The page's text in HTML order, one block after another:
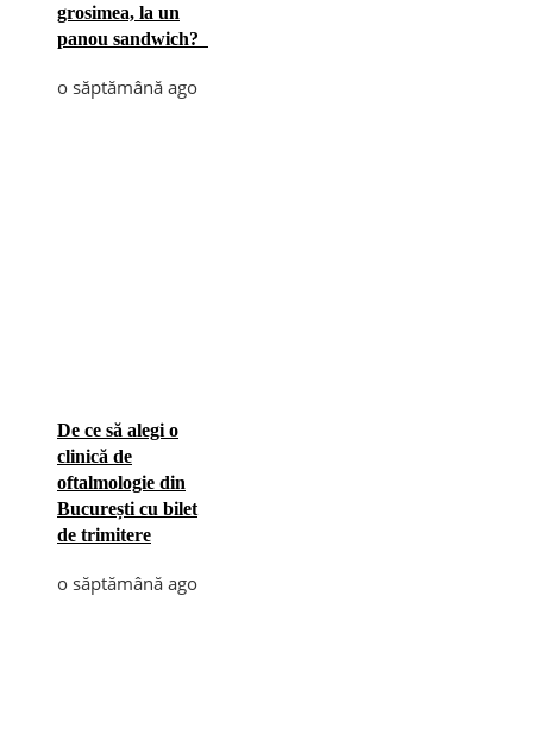
grosimea, la un
panou sandwich?
o săptămână ago
De ce să alegi o
clinică de
oftalmologie din
București cu bilet
de trimitere
o săptămână ago